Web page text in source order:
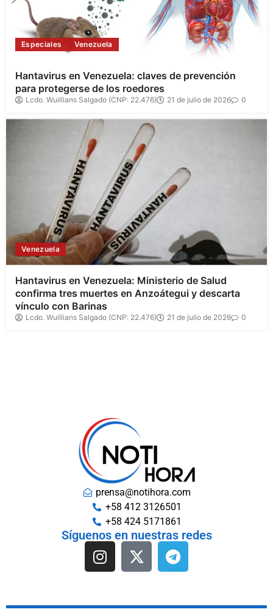
Especiales Venezuela
Hantavirus en Venezuela: claves de prevención
para protegerse de los roedores
Lcdo. Wuillians Salgado (CNP: 22.476) 21 de julio de 2026 0
Venezuela
Hantavirus en Venezuela: Ministerio de Salud
confirma tres muertes en Anzoátegui y descarta
vínculo con Barinas
Lcdo. Wuillians Salgado (CNP: 22.476) 21 de julio de 2026 0
prensa@notihora.com
+58 412 3126501
+58 424 5171861
Síguenos en nuestras redes